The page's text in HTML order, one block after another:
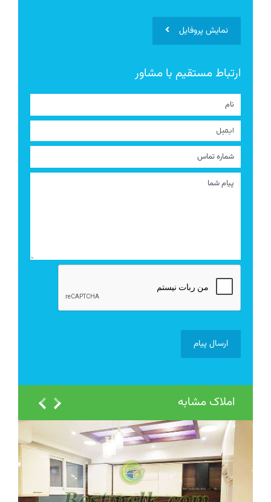
نمایش پروفایل
ارتباط مستقیم با مشاور
املاک مشابه